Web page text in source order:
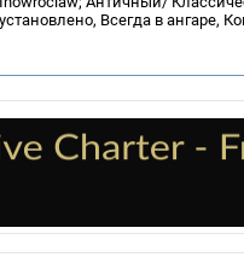
установлено, Всегда в ангаре,